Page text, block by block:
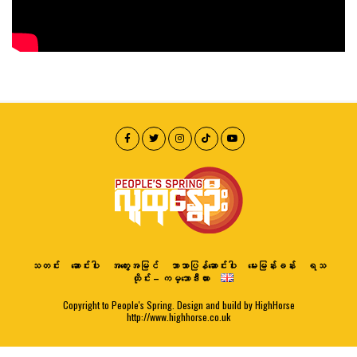
သတင်း ဆောင်းပါး အတွေးအမြင် ဘာသာပြန်ဆောင်းပါး မေးမြန်းခန်း
ရသ
ထိုင်း – ကမ္ဘောဒီးယား
Copyright to People's Spring. Design and build by HighHorse
http://www.highhorse.co.uk